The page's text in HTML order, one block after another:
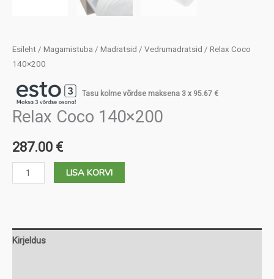
Esileht / Magamistuba / Madratsid / Vedrumadratsid / Relax Coco
140×200
Tasu kolme võrdse maksena 3 x 95.67 €
Relax Coco 140×200
287.00 €
Relax
Coco
LISA KORVI
Kirjeldus